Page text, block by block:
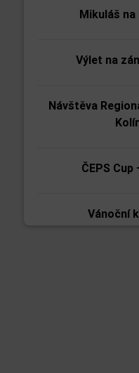
Mikuláš na
Výlet na
Návštěva
ČEPS
Vánoční